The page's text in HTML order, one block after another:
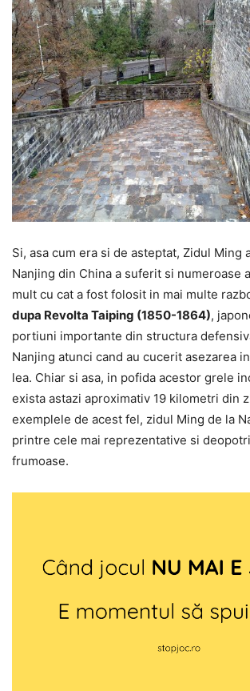
Si, asa cum era si de asteptat, Zidul Ming
Nanjing din China a suferit si numeroase
mult cu cat a fost folosit in mai multe
dupa Revolta Taiping (1850-1864),
portiuni importante din structura
Nanjing atunci cand au cucerit asezarea
lea. Chiar si asa, in pofida acestor grele
exista astazi aproximativ 19 kilometri din
exemplele de acest fel, zidul Ming de la
printre cele mai reprezentative si
frumoase.